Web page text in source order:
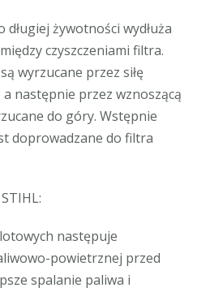
żywotności wydłuża
czyszczeniami filtra.
wyrzucane przez siłę
następnie przez wznoszącą
do góry. Wstępnie
doprowadzane do filtra
następuje
powietrznej przed
spalanie paliwa i